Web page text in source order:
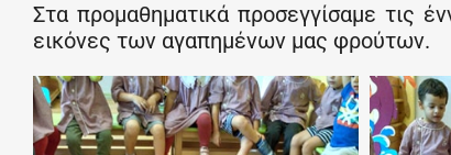
Στα προμαθηματικά προσεγγίσαμε τις
εικόνες των αγαπημένων μας φρούτων.